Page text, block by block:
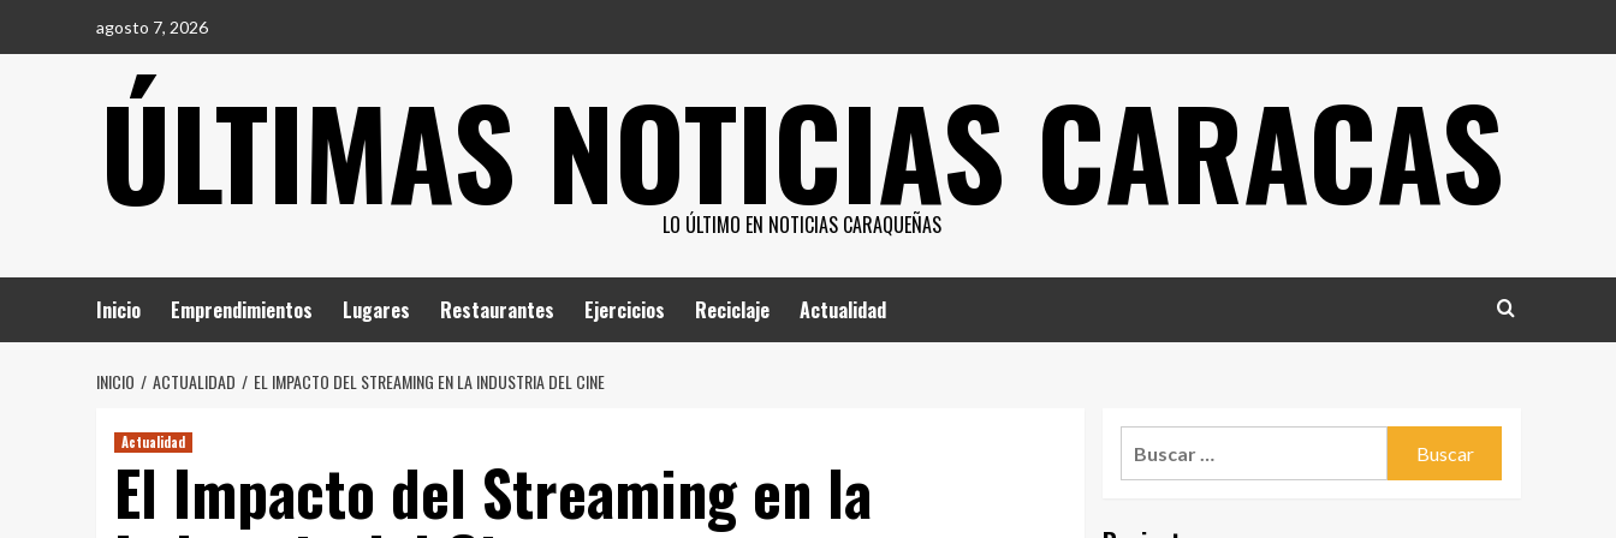
agosto 7, 2026
ÚLTIMAS NOTICIAS CARACAS
LO ÚLTIMO EN NOTICIAS CARAQUEÑAS
Inicio Emprendimientos Lugares Restaurantes Ejercicios Reciclaje Actualidad
INICIO ACTUALIDAD EL IMPACTO DEL STREAMING EN LA INDUSTRIA DEL CINE
Actualidad
El Impacto del Streaming en la